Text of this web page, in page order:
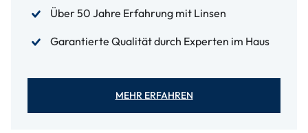
Über 50 Jahre Erfahrung mit Linsen
Garantierte Qualität durch Experten im Haus
MEHR ERFAHREN